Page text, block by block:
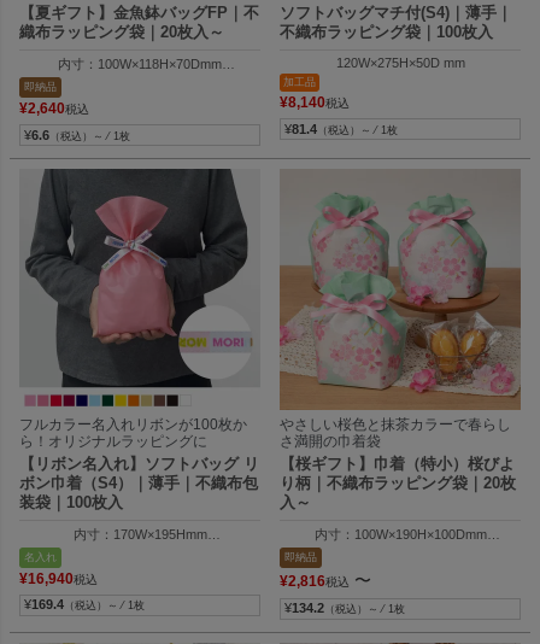
【夏ギフト】金魚鉢バッグFP｜不
織布ラッピング袋｜20枚入～
内寸：100W×118H×70Dmm
外寸：124W×180H×70Dmm
即納品
¥2,640税込
¥6.6 （税込）～ ⁄ 1枚
ソフトバッグマチ付(S4)｜薄手｜
不織布ラッピング袋｜100枚入
120W×275H×50D mm
加工品
¥8,140税込
¥81.4 （税込）～ ⁄ 1枚
フルカラー名入れリボンが100枚か
ら！オリジナルラッピングに
【リボン名入れ】ソフトバッグ リ
ボン巾着（S4）｜薄手｜不織布包
装袋｜100枚入
内寸：170W×195Hmm
名入れ
¥16,940税込
¥169.4 （税込）～ ⁄ 1枚
やさしい桜色と抹茶カラーで春らし
さ満開の巾着袋
【桜ギフト】巾着（特小）桜びよ
り柄｜不織布ラッピング袋｜20枚
入～
内寸：100W×190H×100Dmm
外寸：100W×125H×92Dmm
即納品
¥2,816税込 〜
¥134.2 （税込）～ ⁄ 1枚